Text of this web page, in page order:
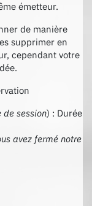
émetteur.
de manière
supprimer en
cependant votre
session) : Durée
avez fermé notre